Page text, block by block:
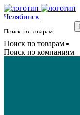
Челябинск
Поиск по товарам
Поиск по товарам
Поиск по компаниям